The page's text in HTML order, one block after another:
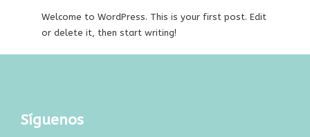
world!
Welcome to WordPress. This is your first post. Edit
or delete it, then start writing!
Síguenos